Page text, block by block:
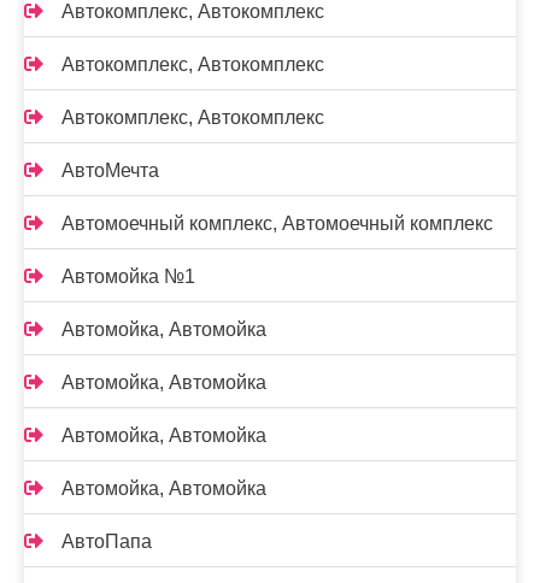
Автокомплекс, Автокомплекс
Автокомплекс, Автокомплекс
Автокомплекс, Автокомплекс
АвтоМечта
Автомоечный комплекс, Автомоечный комплекс
Автомойка №1
Автомойка, Автомойка
Автомойка, Автомойка
Автомойка, Автомойка
Автомойка, Автомойка
АвтоПапа